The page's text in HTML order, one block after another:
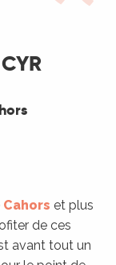
Cahors et plus
de ces
avant tout un